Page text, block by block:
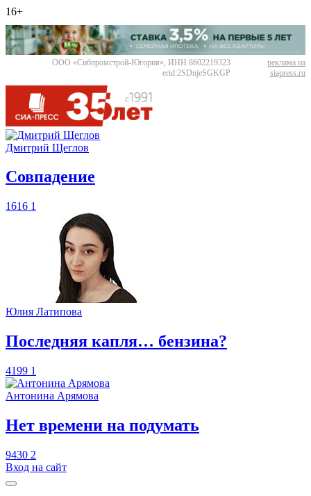
16+
ООО «Сибпромстрой-Югория», ИНН 8602219323
erid:2SDnjeSGKGP
реклама на
siapress.ru
Дмитрий Щеглов
​Совпадение
1616 1
Юлия Латипова
​Последняя капля… бензина?
4199 1
Антонина Арямова
​Нет времени на подумать
9430 2
Вход на сайт